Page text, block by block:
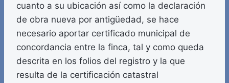
cuanto a su ubicación así como la declaración
de obra nueva por antigüedad, se hace
necesario aportar certificado municipal de
concordancia entre la finca, tal y como queda
descrita en los folios del registro y la que
resulta de la certificación catastral